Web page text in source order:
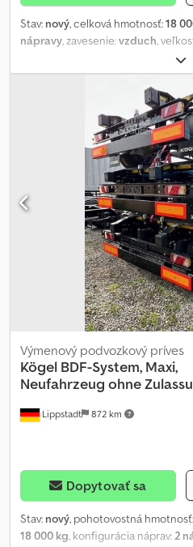
Stav: nový, celková hmotnosť:18
nápravy, zavesenie:vzduch,
,
18 eLE10; - New vehicle – Tandem
18,000 kg - For support leg height:
unladen: 1,090 mm - 50 mm
Cjdpfx Asg Dkwnefvsrf - BPW
mm (also partially available with
function - Tyre size: 385/Krone
with 435 or 445 tyres - E-wheel
panels ECE-R70 - KTL primed and
Prices are exclusive of 19% VAT ex
change; errors, amendments and
Leasing/financing/rental purchase
approval. Leasing from €344.00/
always available for any questions
demonstration purposes only and
additional cost.
Lippstadt 872 km
Výmenový podvozkový príves
Kögel BDF-System, Maxi,
Neufahrzeug ohne
Dopytovať sa
Stav: nový, pohotovostná hmotnosť:
18 000 kg, konfigurácia náprav:2